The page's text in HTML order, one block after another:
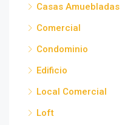
Casas Amuebladas
Comercial
Condominio
Edificio
Local Comercial
Loft